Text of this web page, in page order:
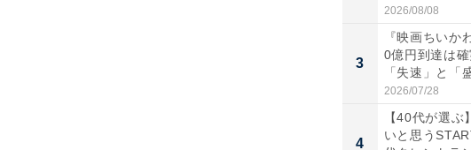
2026/08/08
3
『映画ちいか
0億円到達は
「失速」と「
が...
2026/07/28
4
【40代が選ぶ
いと思う